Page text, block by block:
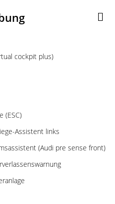
cockpit plus)
(ESC)
Assistent links
(Audi pre sense front)